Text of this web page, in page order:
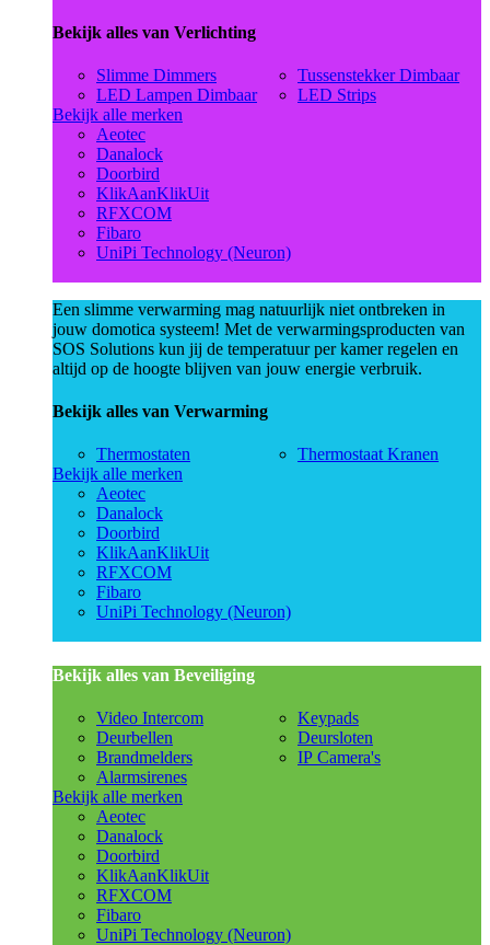
Bekijk alles van Verlichting
Slimme Dimmers
LED Lampen Dimbaar
Tussenstekker Dimbaar
LED Strips
Bekijk alle merken
Aeotec
Danalock
Doorbird
KlikAanKlikUit
RFXCOM
Fibaro
UniPi Technology (Neuron)
Een slimme verwarming mag natuurlijk niet ontbreken in
jouw domotica systeem! Met de verwarmingsproducten van
SOS Solutions kun jij de temperatuur per kamer regelen en
altijd op de hoogte blijven van jouw energie verbruik.
Bekijk alles van Verwarming
Thermostaten
Thermostaat Kranen
Bekijk alle merken
Aeotec
Danalock
Doorbird
KlikAanKlikUit
RFXCOM
Fibaro
UniPi Technology (Neuron)
Bekijk alles van Beveiliging
Video Intercom
Deurbellen
Brandmelders
Alarmsirenes
Keypads
Deursloten
IP Camera's
Bekijk alle merken
Aeotec
Danalock
Doorbird
KlikAanKlikUit
RFXCOM
Fibaro
UniPi Technology (Neuron)